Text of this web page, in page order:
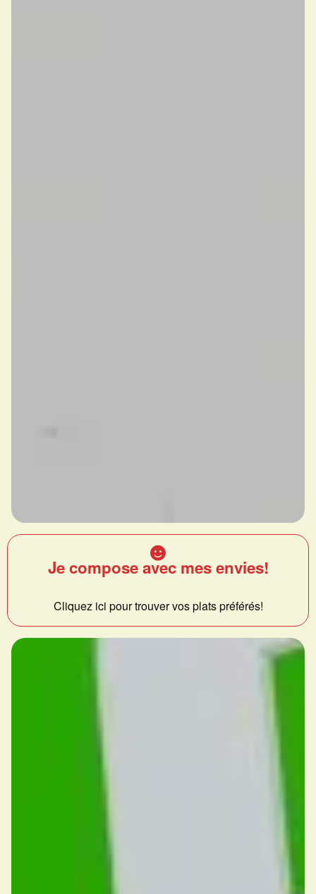
Je compose avec mes envies!
Cliquez ici pour trouver vos plats préférés!